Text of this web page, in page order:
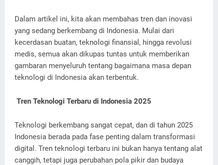
Dalam artikel ini, kita akan membahas tren dan inovasi
yang sedang berkembang di Indonesia. Mulai dari
kecerdasan buatan, teknologi finansial, hingga revolusi
medis, semua akan dikupas tuntas untuk memberikan
gambaran menyeluruh tentang bagaimana masa depan
teknologi di Indonesia akan terbentuk.
Tren Teknologi Terbaru di Indonesia 2025
Teknologi berkembang sangat cepat, dan di tahun 2025
Indonesia berada pada fase penting dalam transformasi
digital. Tren teknologi terbaru ini bukan hanya tentang alat
canggih, tetapi juga perubahan pola pikir dan budaya